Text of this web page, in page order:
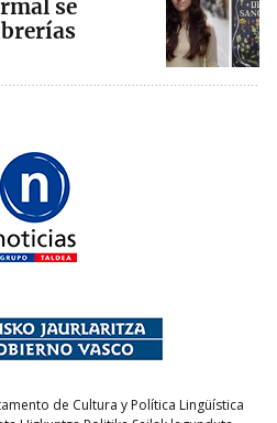
se
de Cultura y Política Lingüística